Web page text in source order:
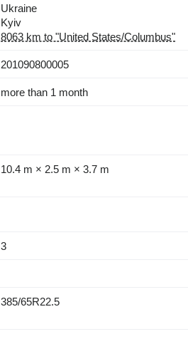
Ukraine
Kyiv
8063 km to "United States/Columbus"
201090800005
more than 1 month
10.4 m × 2.5 m × 3.7 m
3
385/65R22.5